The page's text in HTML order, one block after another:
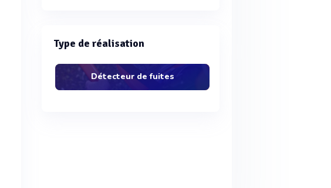
Type de réalisation
Détecteur de fuites